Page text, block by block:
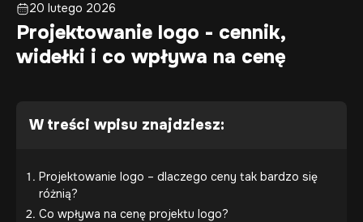
Kariera
Baza wiedzy
Kontakt
20 lutego 2026
Projektowanie logo - cennik,
widełki i co wpływa na cenę
W treści wpisu znajdziesz:
Projektowanie logo – dlaczego ceny tak bardzo się
różnią?
Co wpływa na cenę projektu logo?